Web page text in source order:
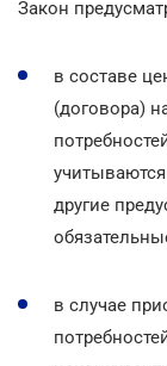
Закон
в составе
(договора)
другие
в случае